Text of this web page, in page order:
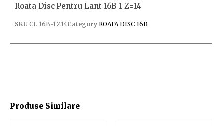
Produse Similare
Roata Disc Pentru Lant 16B-1 Z=14
SKU CL 16B-1 Z14Category ROATA DISC 16B